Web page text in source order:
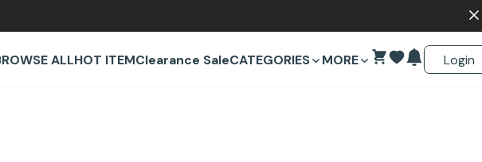
ALLHOT ITEMClearance SaleCATEGORIES MORE Login